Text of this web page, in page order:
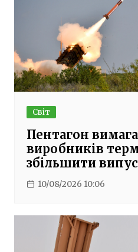
Світ
Пентагон
виробників
збільшити
10/08/2026 10:06